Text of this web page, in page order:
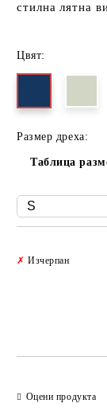
стилна лятна
Цвят:
Размер дреха:
Таблица
✗ Изчерпан
Оцени продукта